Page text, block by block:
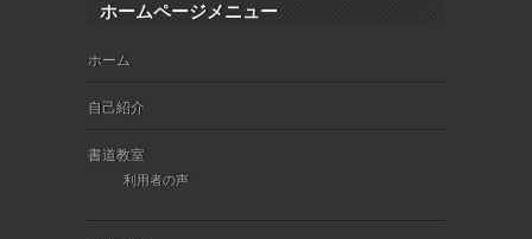
ホームページメニュー
ホーム
自己紹介
書道教室
利用者の声